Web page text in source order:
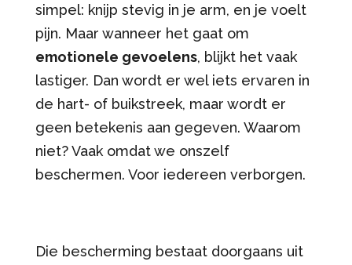
simpel: knijp stevig in je arm, en je voelt
pijn. Maar wanneer het gaat om
emotionele gevoelens, blijkt het vaak
lastiger. Dan wordt er wel iets ervaren in
de hart- of buikstreek, maar wordt er
geen betekenis aan gegeven. Waarom
niet? Vaak omdat we onszelf
beschermen. Voor iedereen verborgen.
Die bescherming bestaat doorgaans uit